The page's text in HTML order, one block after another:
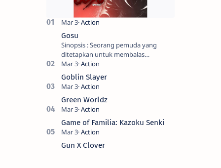
Gosu
Sinopsis : Seorang pemuda yang
ditetapkan untuk membalas
masternya, seorang seniman bela diri
kuat sekali yang dikhianati oleh anak
buahn…
Goblin Slayer
Green Worldz
Game of Familia: Kazoku Senki
Gun X Clover